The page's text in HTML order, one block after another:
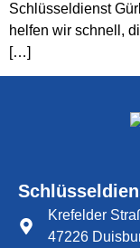
Schlüsseldienst
helfen wir schnell,
[…]
Krefelder
47226